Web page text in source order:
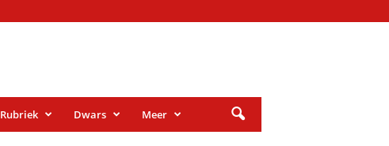
Rubriek Dwars Meer